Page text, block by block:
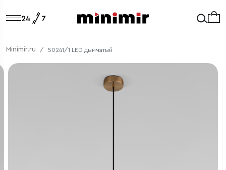
Minimir.ru 50241/1 LED дымчатый